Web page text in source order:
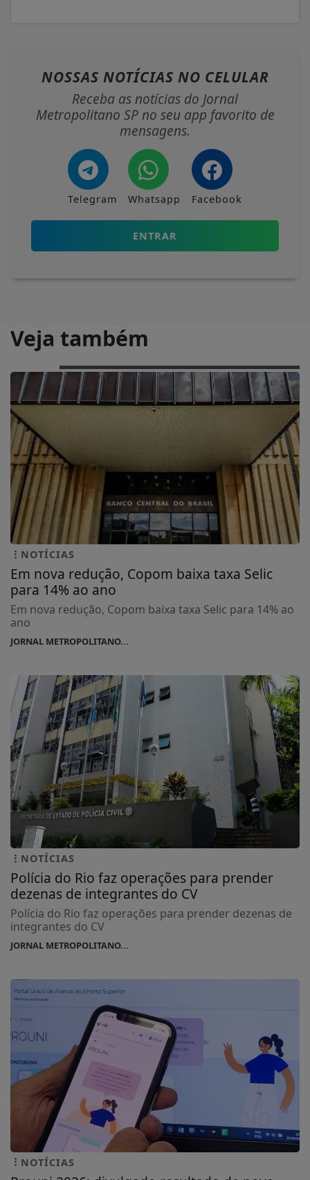
NOSSAS NOTÍCIAS NO CELULAR
Receba as notícias do Jornal
Metropolitano SP no seu app favorito de
mensagens.
Telegram Whatsapp Facebook
ENTRAR
Veja também
NOTÍCIAS
Em nova redução, Copom baixa taxa Selic
para 14% ao ano
Em nova redução, Copom baixa taxa Selic para 14% ao
ano
JORNAL METROPOLITANO...
NOTÍCIAS
Polícia do Rio faz operações para prender
dezenas de integrantes do CV
Polícia do Rio faz operações para prender dezenas de
integrantes do CV
JORNAL METROPOLITANO...
NOTÍCIAS